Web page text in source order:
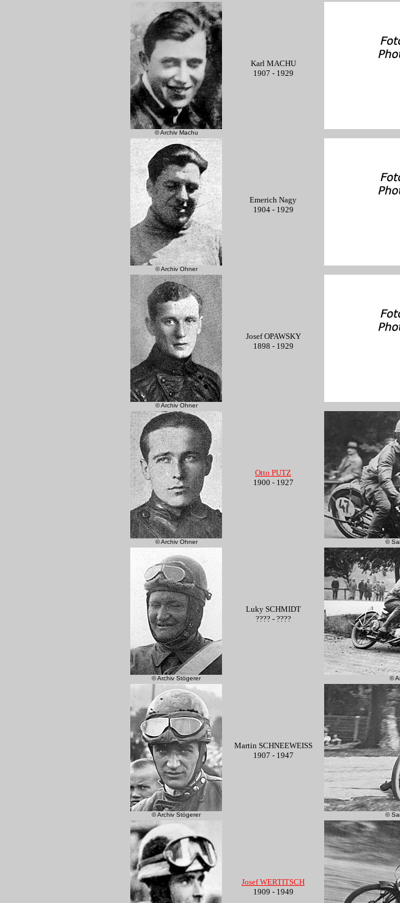
© Archiv Machu
Karl MACHU
1907 - 1929
© Archiv Ohner
Emerich Nagy
1904 - 1929
© Archiv Ohner
Josef OPAWSKY
1898 - 1929
© Archiv Ohner
Otto PUTZ
1900 - 1927
©
© Archiv Stögerer
Luky SCHMIDT
???? - ????
©
© Archiv Stögerer
Martin SCHNEEWEISS
1907 - 1947
©
Josef WERTITSCH
1909 - 1949